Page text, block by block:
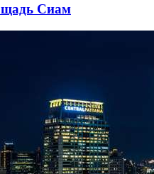
Сиам